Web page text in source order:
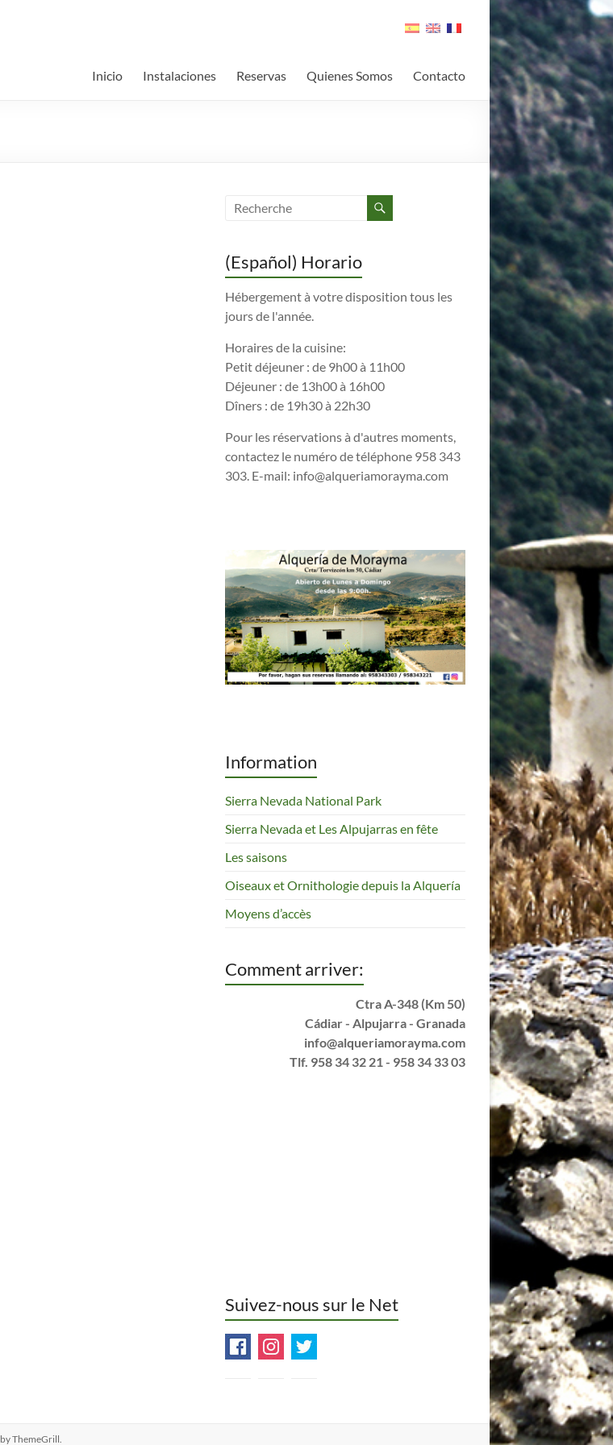
Inicio Instalaciones Reservas Quienes Somos Contacto
(Español) Horario
Hébergement à votre disposition tous les
jours de l'année.
Horaires de la cuisine:
Petit déjeuner : de 9h00 à 11h00
Déjeuner : de 13h00 à 16h00
Dîners : de 19h30 à 22h30
Pour les réservations à d'autres moments,
contactez le numéro de téléphone 958 343
303. E-mail: info@alqueriamorayma.com
Information
Sierra Nevada National Park
Sierra Nevada et Les Alpujarras en fête
Les saisons
Oiseaux et Ornithologie depuis la Alquería
Moyens d’accès
Comment arriver:
Ctra A-348 (Km 50)
Cádiar - Alpujarra - Granada
info@alqueriamorayma.com
Tlf. 958 34 32 21 - 958 34 33 03
Suivez-nous sur le Net
by ThemeGrill.